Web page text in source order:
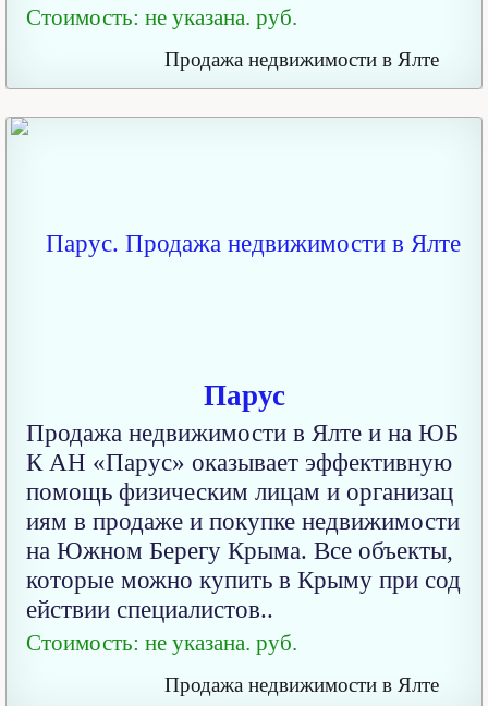
Стоимость: не указана. руб.
Продажа недвижимости в Ялте
Парус
Продажа недвижимости в Ялте и на ЮБ
К АН «Парус» оказывает эффективную
помощь физическим лицам и организац
иям в продаже и покупке недвижимости
на Южном Берегу Крыма. Все объекты,
которые можно купить в Крыму при сод
ействии специалистов..
Стоимость: не указана. руб.
Продажа недвижимости в Ялте